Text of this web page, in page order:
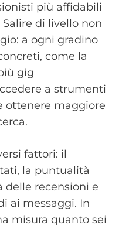
più affidabili
di livello non
a ogni gradino
come la
gig
a strumenti
ottenere maggiore
fattori: il
la puntualità
delle recensioni e
ai messaggi. In
misura quanto sei